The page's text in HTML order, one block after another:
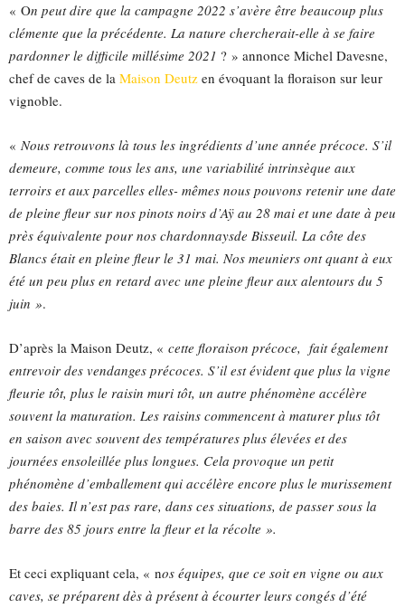
« On peut dire que la campagne 2022 s’avère être beaucoup plus
clémente que la précédente. La nature chercherait-elle à se faire
pardonner le difficile millésime 2021 ? » annonce Michel Davesne,
chef de caves de la Maison Deutz en évoquant la floraison sur leur
vignoble.
« Nous retrouvons là tous les ingrédients d’une année précoce. S’il
demeure, comme tous les ans, une variabilité intrinsèque aux
terroirs et aux parcelles elles- mêmes nous pouvons retenir une date
de pleine fleur sur nos pinots noirs d’Aÿ au 28 mai et une date à peu
près équivalente pour nos chardonnaysde Bisseuil. La côte des
Blancs était en pleine fleur le 31 mai. Nos meuniers ont quant à eux
été un peu plus en retard avec une pleine fleur aux alentours du 5
juin ».
D’après la Maison Deutz, « cette floraison précoce, fait également
entrevoir des vendanges précoces. S’il est évident que plus la vigne
fleurie tôt, plus le raisin muri tôt, un autre phénomène accélère
souvent la maturation. Les raisins commencent à maturer plus tôt
en saison avec souvent des températures plus élevées et des
journées ensoleillée plus longues. Cela provoque un petit
phénomène d’emballement qui accélère encore plus le murissement
des baies. Il n’est pas rare, dans ces situations, de passer sous la
barre des 85 jours entre la fleur et la récolte ».
Et ceci expliquant cela, « nos équipes, que ce soit en vigne ou aux
caves, se préparent dès à présent à écourter leurs congés d’été